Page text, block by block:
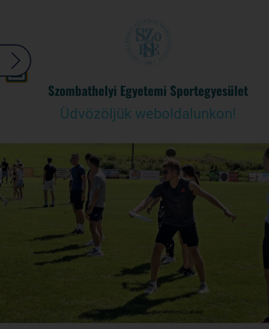
Szombathelyi Egyetemi Sportegyesület
Üdvözöljük weboldalunkon!